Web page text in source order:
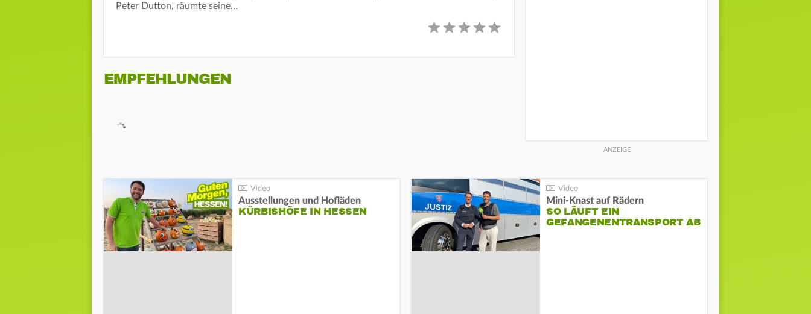
Peter Dutton, räumte seine…
EMPFEHLUNGEN
Ausstellungen und Hofläden
KÜRBISHÖFE IN HESSEN
Mini-Knast auf Rädern
SO LÄUFT EIN
GEFANGENENTRANSPORT AB